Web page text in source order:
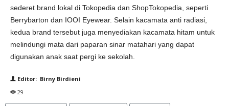
sederet brand lokal di Tokopedia dan ShopTokopedia, seperti
Berrybarton dan IOOI Eyewear. Selain kacamata anti radiasi,
kedua brand tersebut juga menyediakan kacamata hitam untuk
melindungi mata dari paparan sinar matahari yang dapat
digunakan anak saat pergi ke sekolah.
Editor: Birny Birdieni
29